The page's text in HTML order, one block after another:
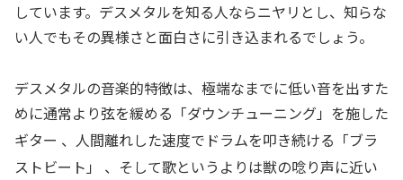
しています。デスメタルを知る人ならニヤリとし、知らな
い人でもその異様さと面白さに引き込まれるでしょう。
デスメタルの音楽的特徴は、極端なまでに低い音を出すた
めに通常より弦を緩める「ダウンチューニング」を施した
ギター 、人間離れした速度でドラムを叩き続ける「ブラ
ストビート」 、そして歌というよりは獣の唸り声に近い